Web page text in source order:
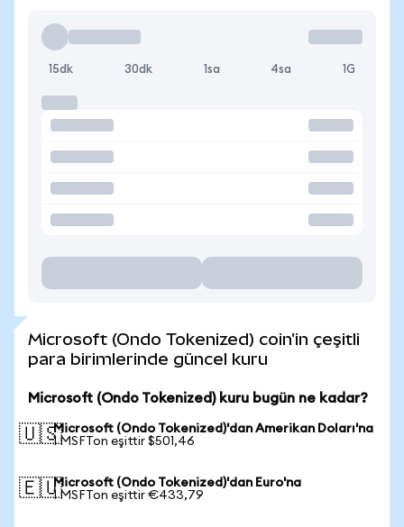
15dk 30dk 1sa 4sa 1G
Microsoft (Ondo Tokenized) coin'in çeşitli
para birimlerinde güncel kuru
Microsoft (Ondo Tokenized) kuru bugün ne kadar?
🇺🇸Microsoft (Ondo Tokenized)'dan Amerikan Doları'na
1 MSFTon eşittir $501,46
🇪🇺Microsoft (Ondo Tokenized)'dan Euro'na
1 MSFTon eşittir €433,79